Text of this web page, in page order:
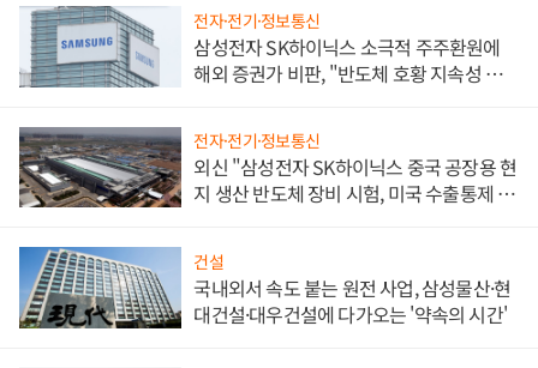
전자·전기·정보통신
삼성전자 SK하이닉스 소극적 주주환원에
해외 증권가 비판, "반도체 호황 지속성 의
전자·전기·정보통신
외신 "삼성전자 SK하이닉스 중국 공장용 현
지 생산 반도체 장비 시험, 미국 수출통제 대
건설
국내외서 속도 붙는 원전 사업, 삼성물산·현
대건설·대우건설에 다가오는 '약속의 시간'